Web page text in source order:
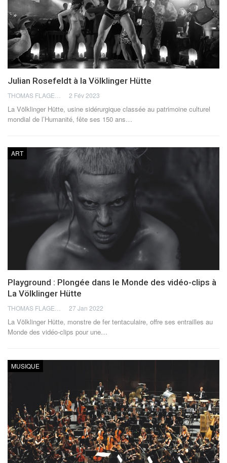
Julian Rosefeldt à la Völklinger Hütte
2 Fév 2023
La Völklinger Hütte, usine sidérurgique classée au patrimoine culturel
mondial de l’Humanité, fête ses 150 ans…
ART
Playground : Plongée dans le Monde des vidéo-clips à
La Völklinger Hütte
THOMAS FLAGEL 27 Jan 2022
La Völklinger Hütte, monstre de fer tentaculaire, offre ses entrailles au
Monde des vidéo-clips pour une…
MUSIQUE